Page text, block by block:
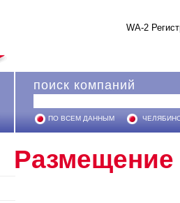
WA-2
поиск компаний
ПО ВСЕМ ДАННЫМ